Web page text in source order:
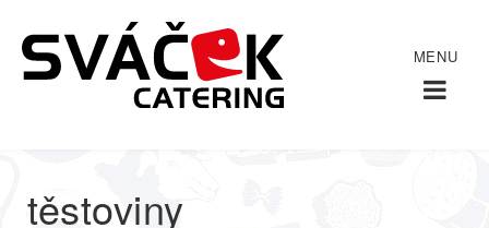
Domů / těstoviny
těstoviny